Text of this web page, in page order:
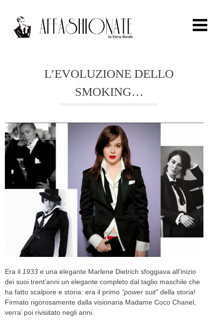
FASHION
BEAUTY
TRAVEL
PARTIES
CELEB
VIDEO
PRESS
CONTACT
L’EVOLUZIONE DELLO
SMOKING…
Era il 1933 e una elegante Marlene Dietrich sfoggiava all’inizio
dei suoi trent’anni un elegante completo dal taglio maschile che
ha fatto scalpore e storia: era il primo “power suit” della storia!
Firmato rigorosamente dalla visionaria Madame Coco Chanel,
verra’ poi rivisitato negli anni.